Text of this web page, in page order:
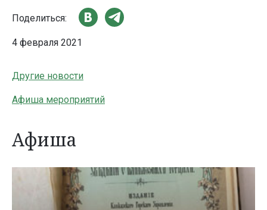
Поделиться:
4 февраля 2021
Другие новости
Афиша мероприятий
Афиша